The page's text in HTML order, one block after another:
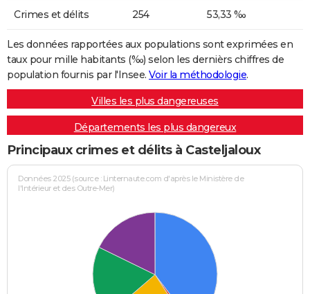
Crimes et délits 254 53,33 ‰
Les données rapportées aux populations sont exprimées en
taux pour mille habitants (‰) selon les dernièrs chiffres de
population fournis par l'Insee. Voir la méthodologie.
Villes les plus dangereuses
Départements les plus dangereux
Principaux crimes et délits à Casteljaloux
Données 2025 (source : Linternaute.com d'après le Ministère de
l'Intérieur et des Outre-Mer)